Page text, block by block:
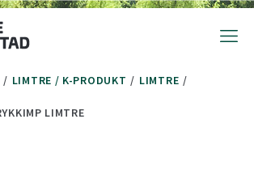
og klikk på + (pluss) for å forstørre eller
og klikk på + (pluss) for å forstørre eller
/ LIMTRE / K-PRODUKT / LIMTRE /
LIMTRE